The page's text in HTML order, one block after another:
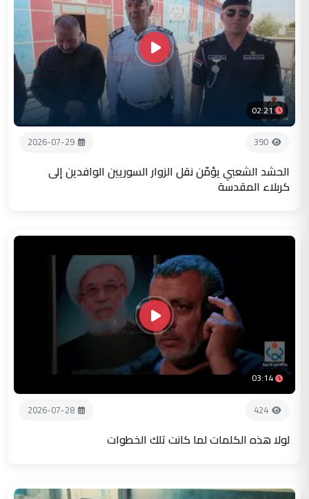
02:21
390
2026-07-29
الحشد الشعبي يؤمّن نقل الزوار السوريين الوافدين إلى
كربلاء المقدسة
03:14
424
2026-07-28
لولا هذه الكلمات لما كانت تلك الخطوات